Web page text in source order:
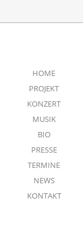
HOME
PROJEKT
KONZERT
MUSIK
BIO
PRESSE
TERMINE
NEWS
KONTAKT